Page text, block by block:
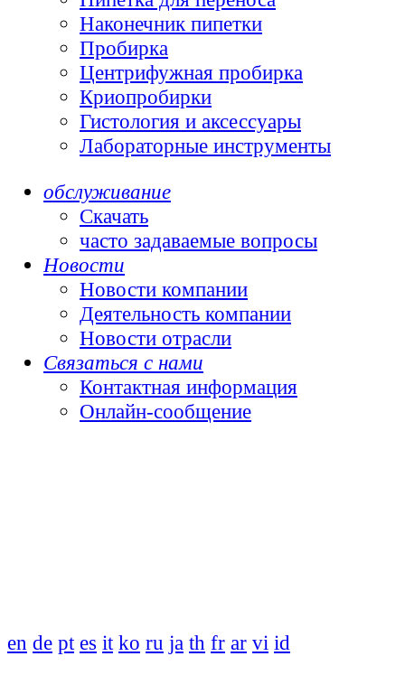
Наконечник пипетки
Пробирка
Центрифужная пробирка
Криопробирки
Гистология и аксессуары
Лабораторные инструменты
обслуживание
Скачать
часто задаваемые вопросы
Новости
Новости компании
Деятельность компании
Новости отрасли
Связаться с нами
Контактная информация
Онлайн-сообщение
en de pt es it ko ru ja th fr ar vi id